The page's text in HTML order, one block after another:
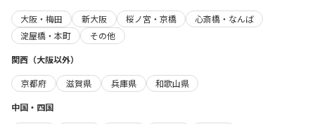
大阪・梅田
新大阪 桜ノ宮・京橋
心斎橋・なんば
淀屋橋・本町
その他
関西（大阪以外）
京都府
滋賀県 兵庫県
和歌山県
中国・四国